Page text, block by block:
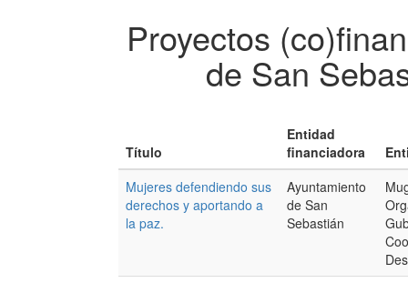
Proyectos
de San
Título
Entidad
financiadora
Mujeres defendiendo sus
derechos y aportando a
la paz.
Ayuntamiento
de San
Sebastián